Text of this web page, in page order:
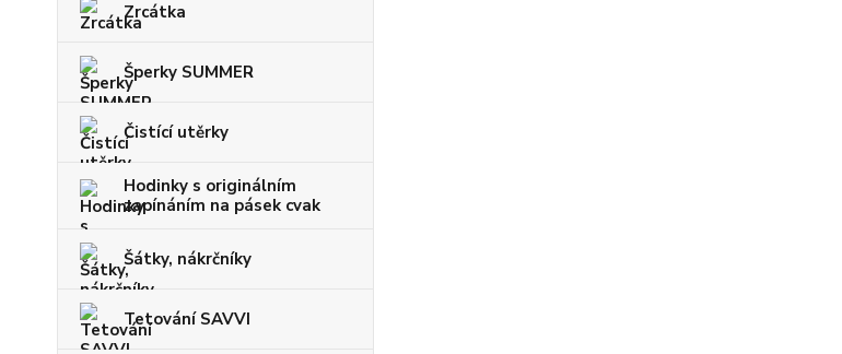
Zrcátka
Šperky SUMMER
Čistící utěrky
Hodinky s originálním
zapínáním na pásek cvak
Šátky, nákrčníky
Tetování SAVVI